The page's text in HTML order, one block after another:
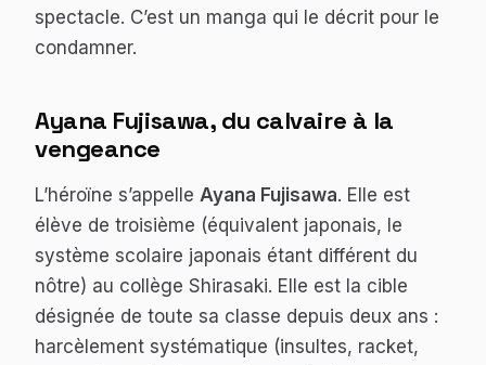
spectacle. C’est un manga qui le décrit pour le
condamner.
Ayana Fujisawa, du calvaire à la
vengeance
L’héroïne s’appelle Ayana Fujisawa. Elle est
élève de troisième (équivalent japonais, le
système scolaire japonais étant différent du
nôtre) au collège Shirasaki. Elle est la cible
désignée de toute sa classe depuis deux ans :
harcèlement systématique (insultes, racket,